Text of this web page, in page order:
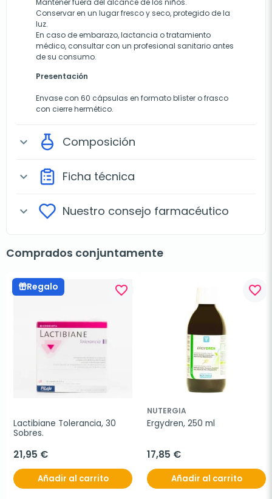
Conservar en un lugar fresco y seco, protegido de la
luz.
En caso de embarazo, lactancia o tratamiento
médico, consultar con un profesional sanitario antes
de su consumo.
Presentación
Envase con 60 cápsulas en formato blíster o frasco
con cierre hermético.
expand_more Composición
expand_more Ficha técnica
expand_more Nuestro consejo farmacéutico
Comprados conjuntamente
Regalo favorite_border
Lactibiane Tolerancia, 30
Sobres.
21,95 €
Añadir al carrito
favorite_border
NUTERGIA
Ergydren, 250 ml
17,85 €
Añadir al carrito